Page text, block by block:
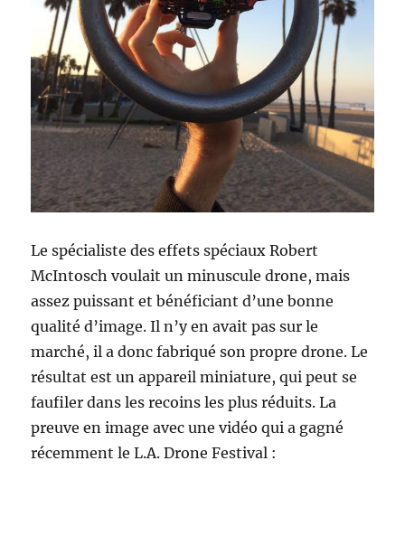
Le spécialiste des effets spéciaux Robert
McIntosch voulait un minuscule drone, mais
assez puissant et bénéficiant d’une bonne
qualité d’image. Il n’y en avait pas sur le
marché, il a donc fabriqué son propre drone. Le
résultat est un appareil miniature, qui peut se
faufiler dans les recoins les plus réduits. La
preuve en image avec une vidéo qui a gagné
récemment le L.A. Drone Festival :